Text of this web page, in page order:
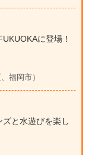
に登場！
福岡市）
と水遊びを楽し